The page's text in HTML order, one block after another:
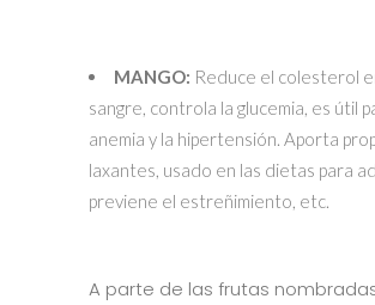
MANGO: Reduce el colesterol
sangre, controla la glucemia, es útil
anemia y la hipertensión. Aporta
laxantes, usado en las dietas para
previene el estreñimiento, etc.
A parte de las frutas